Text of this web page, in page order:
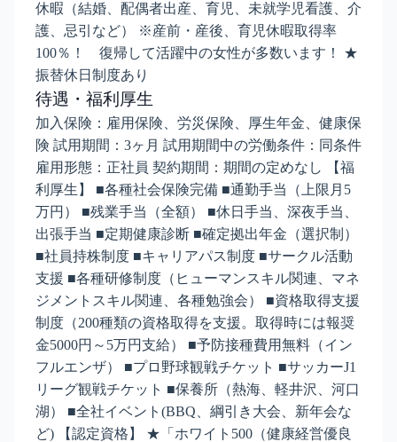
休暇（結婚、配偶者出産、育児、未就学児看護、介
護、忌引など） ※産前・産後、育児休暇取得率
100％！ 復帰して活躍中の女性が多数います！ ★
振替休日制度あり
待遇・福利厚生
加入保険：雇用保険、労災保険、厚生年金、健康保
険 試用期間：3ヶ月 試用期間中の労働条件：同条件
雇用形態：正社員 契約期間：期間の定めなし 【福
利厚生】 ■各種社会保険完備 ■通勤手当（上限月5
万円） ■残業手当（全額） ■休日手当、深夜手当、
出張手当 ■定期健康診断 ■確定拠出年金（選択制）
■社員持株制度 ■キャリアパス制度 ■サークル活動
支援 ■各種研修制度（ヒューマンスキル関連、マネ
ジメントスキル関連、各種勉強会） ■資格取得支援
制度（200種類の資格取得を支援。取得時には報奨
金5000円～5万円支給） ■予防接種費用無料（イン
フルエンザ） ■プロ野球観戦チケット ■サッカーJ1
リーグ観戦チケット ■保養所（熱海、軽井沢、河口
湖） ■全社イベント(BBQ、綱引き大会、新年会な
ど) 【認定資格】 ★「ホワイト500（健康経営優良